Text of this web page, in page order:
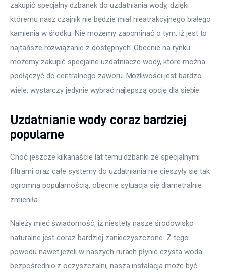
zakupić specjalny dzbanek do uzdatniania wody, dzięki
któremu nasz czajnik nie będzie miał nieatrakcyjnego białego
kamienia w środku. Nie możemy zapominać o tym, iż jest to
najtańsze rozwiązanie z dostępnych. Obecnie na rynku
możemy zakupić specjalne uzdatniacze wody, które można
podłączyć do centralnego zaworu. Możliwości jest bardzo
wiele, wystarczy jedynie wybrać najlepszą opcję dla siebie.
Uzdatnianie wody coraz bardziej
popularne
Choć jeszcze kilkanaście lat temu dzbanki ze specjalnymi
filtrami oraz całe systemy do uzdatniania nie cieszyły się tak
ogromną popularnością, obecnie sytuacja się diametralnie
zmieniła.
Należy mieć świadomość, iż niestety nasze środowisko
naturalne jest coraz bardziej zanieczyszczone. Z tego
powodu nawet jeżeli w naszych rurach płynie czysta woda
bezpośrednio z oczyszczalni, nasza instalacja może być